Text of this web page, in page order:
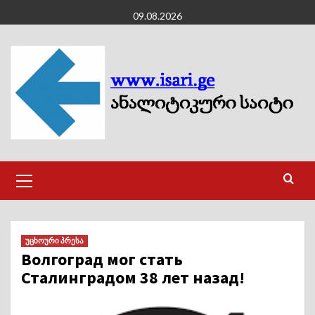
to
content
09.08.2026
Menu
უცხოური პრესა
Волгоград мог стать
Сталинградом 38 лет назад!